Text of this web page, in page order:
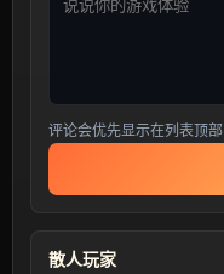
评论会优先显示在列表顶部
散人玩家